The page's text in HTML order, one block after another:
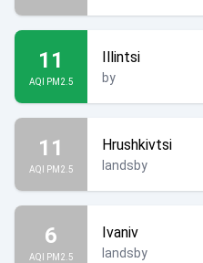
11
AQI PM2.5
Illintsi
by
11
AQI PM2.5
Hrushkivtsi
landsby
6
AQI PM2.5
Ivaniv
landsby